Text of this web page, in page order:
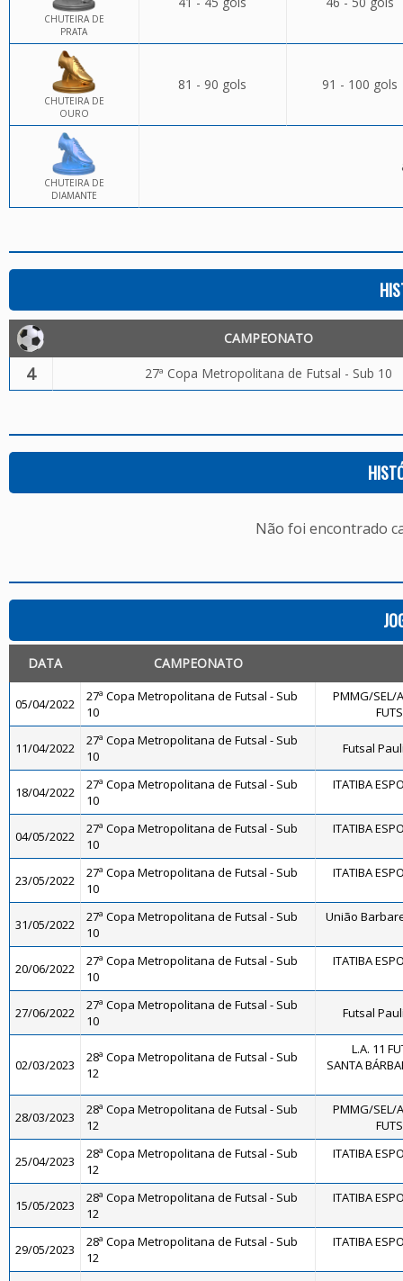
CHUTEIRA DE
PRATA
CHUTEIRA DE
OURO
81 - 90 gols 91 - 100 gols
CHUTEIRA DE
DIAMANTE
CAMPEONATO
4 27ª Copa Metropolitana de Futsal - Sub 10
Não foi encontrado
DATA CAMPEONATO
05/04/2022
27ª Copa Metropolitana de Futsal - Sub
10
PMMG/SEL/
11/04/2022
27ª Copa Metropolitana de Futsal - Sub
10
Futsal
18/04/2022
27ª Copa Metropolitana de Futsal - Sub
10
ITATIBA
04/05/2022
27ª Copa Metropolitana de Futsal - Sub
10
ITATIBA
23/05/2022
27ª Copa Metropolitana de Futsal - Sub
10
ITATIBA
31/05/2022
27ª Copa Metropolitana de Futsal - Sub
10
União
20/06/2022
27ª Copa Metropolitana de Futsal - Sub
10
ITATIBA
27/06/2022
27ª Copa Metropolitana de Futsal - Sub
10
Futsal
02/03/2023
28ª Copa Metropolitana de Futsal - Sub
12
L.A. 11
SANTA
28/03/2023
28ª Copa Metropolitana de Futsal - Sub
12
PMMG/SEL/
25/04/2023
28ª Copa Metropolitana de Futsal - Sub
12
ITATIBA
15/05/2023
28ª Copa Metropolitana de Futsal - Sub
12
ITATIBA
29/05/2023
28ª Copa Metropolitana de Futsal - Sub
12
ITATIBA